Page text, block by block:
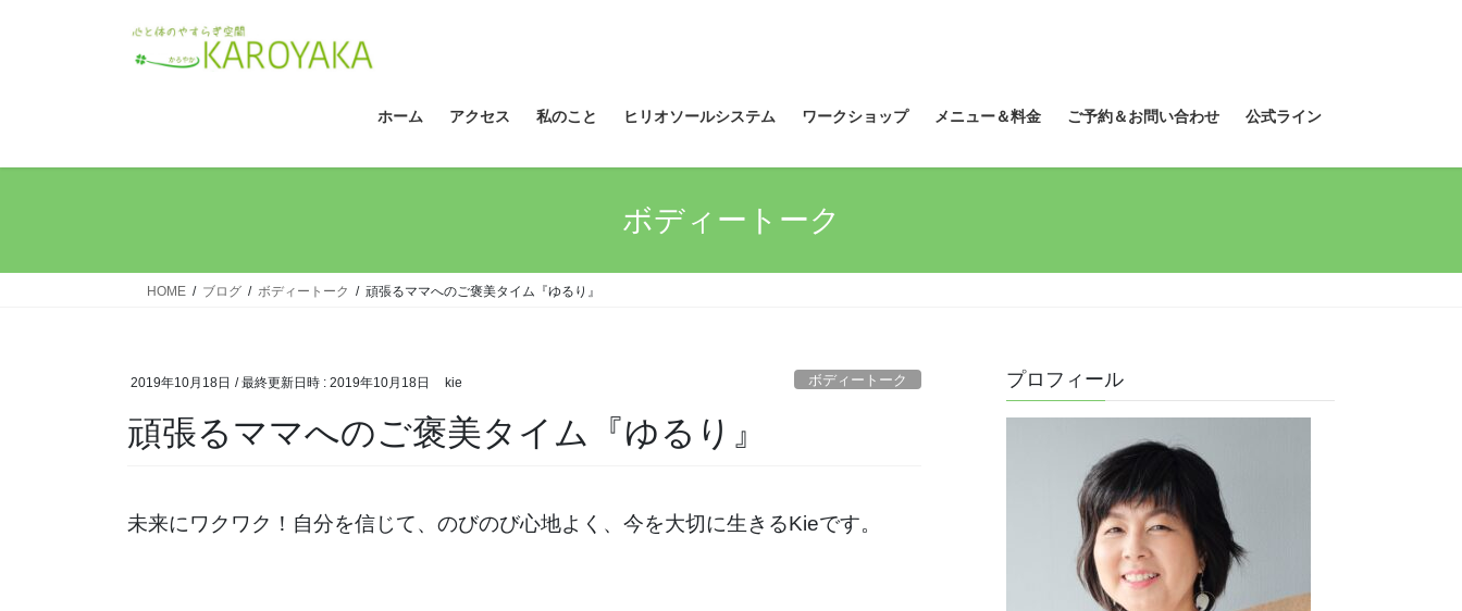
ス
ン
ホーム アクセス 私のこと ヒリオソールシステム ワークショップ メニュー＆料金 ご予約＆お問い合わせ 公式ライン
ボディートーク
HOME ブログ ボディートーク 頑張るママへのご褒美タイム『ゆるり』
2019年10月18日 / 最終更新日時 : 2019年10月18日 kie ボディートーク
頑張るママへのご褒美タイム『ゆるり』
未来にワクワク！自分を信じて、のびのび心地よく、今を大切に生きるKieです。
プロフィール